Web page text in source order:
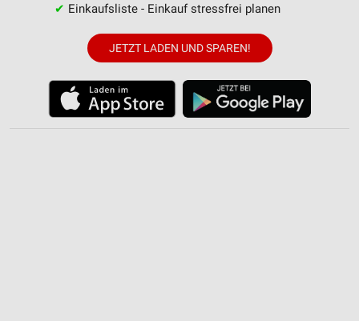
✔ Einkaufsliste - Einkauf stressfrei planen
JETZT LADEN UND SPAREN!
Performance
Funktional